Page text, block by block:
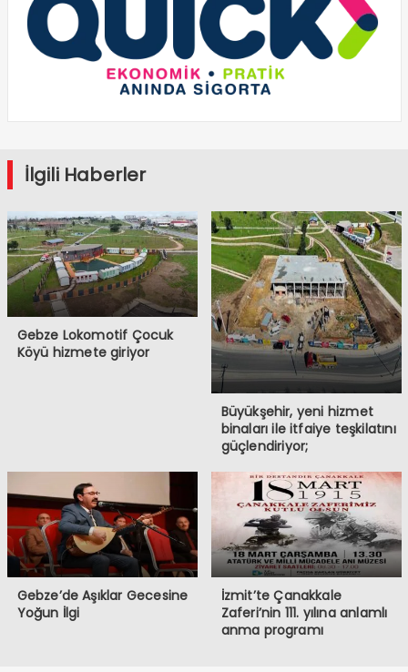
İlgili Haberler
Gebze Lokomotif Çocuk
Köyü hizmete giriyor
Büyükşehir, yeni hizmet
binaları ile itfaiye teşkilatını
güçlendiriyor;
Gebze’de Aşıklar Gecesine
Yoğun İlgi
İzmit’te Çanakkale
Zaferi’nin 111. yılına anlamlı
anma programı